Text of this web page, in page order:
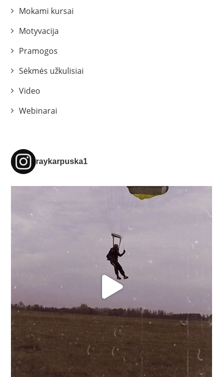
Mokami kursai
Motyvacija
Pramogos
Sėkmės užkulisiai
Video
Webinarai
raykarpuska1